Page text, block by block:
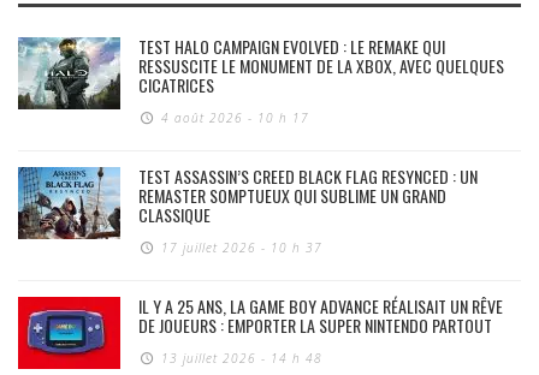
TEST HALO CAMPAIGN EVOLVED : LE REMAKE QUI
RESSUSCITE LE MONUMENT DE LA XBOX, AVEC QUELQUES
CICATRICES
4 août 2026 - 10 h 17
TEST ASSASSIN’S CREED BLACK FLAG RESYNCED : UN
REMASTER SOMPTUEUX QUI SUBLIME UN GRAND
CLASSIQUE
17 juillet 2026 - 10 h 37
IL Y A 25 ANS, LA GAME BOY ADVANCE RÉALISAIT UN RÊVE
DE JOUEURS : EMPORTER LA SUPER NINTENDO PARTOUT
13 juillet 2026 - 14 h 48